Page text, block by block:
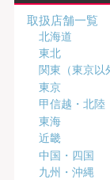
取扱店舗一覧
北海道
東北
関東（東京以
東京
甲信越・北陸
東海
近畿
中国・四国
九州・沖縄